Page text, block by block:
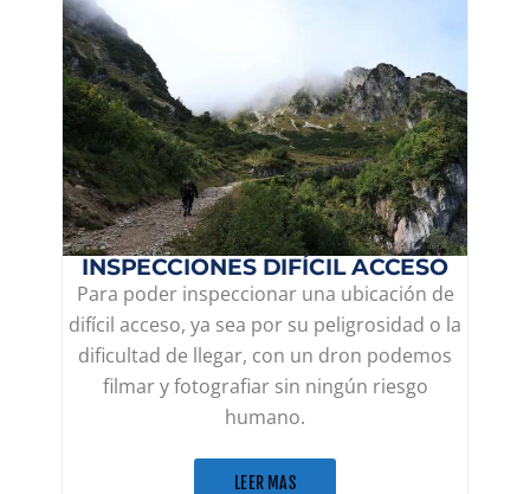
INSPECCIONES DIFÍCIL ACCESO
Para poder inspeccionar una ubicación de
difícil acceso, ya sea por su peligrosidad o la
dificultad de llegar, con un dron podemos
filmar y fotografiar sin ningún riesgo
humano.
LEER MAS